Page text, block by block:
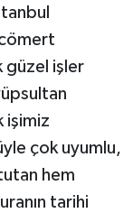
güzel işler
işimiz
çok uyumlu,
hem
tarihi